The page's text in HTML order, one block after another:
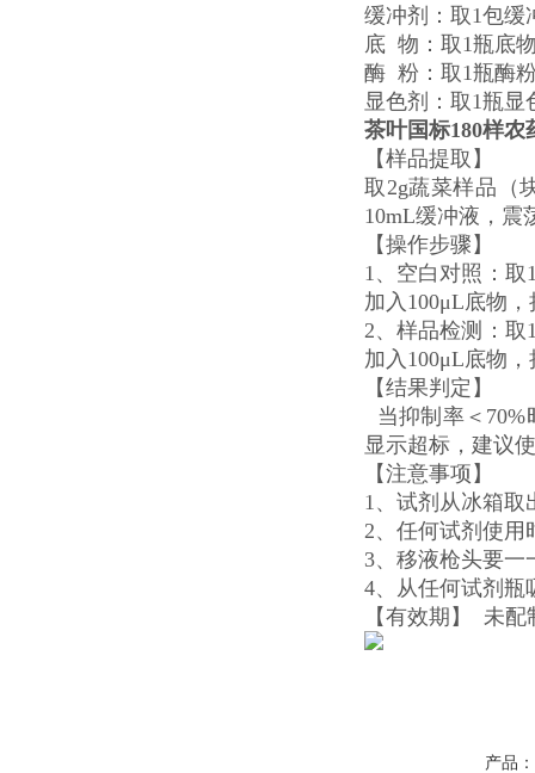
缓冲剂：取1包缓
底 物：取1瓶底
酶 粉：取1瓶酶
显色剂：取1瓶
茶叶国标180样农
【样品提取】
取2g蔬菜样品（
10mL缓冲液，震
【操作步骤】
1、空白对照：取
加入100μL底物
2、样品检测：取
加入100μL底物
【结果判定】
当抑制率＜
显示超标，建议
【注意事项】
1、试剂从冰箱取
2、任何试剂使用
3、移液枪头要一
4、从任何试剂瓶
【有效期】 未
产品：